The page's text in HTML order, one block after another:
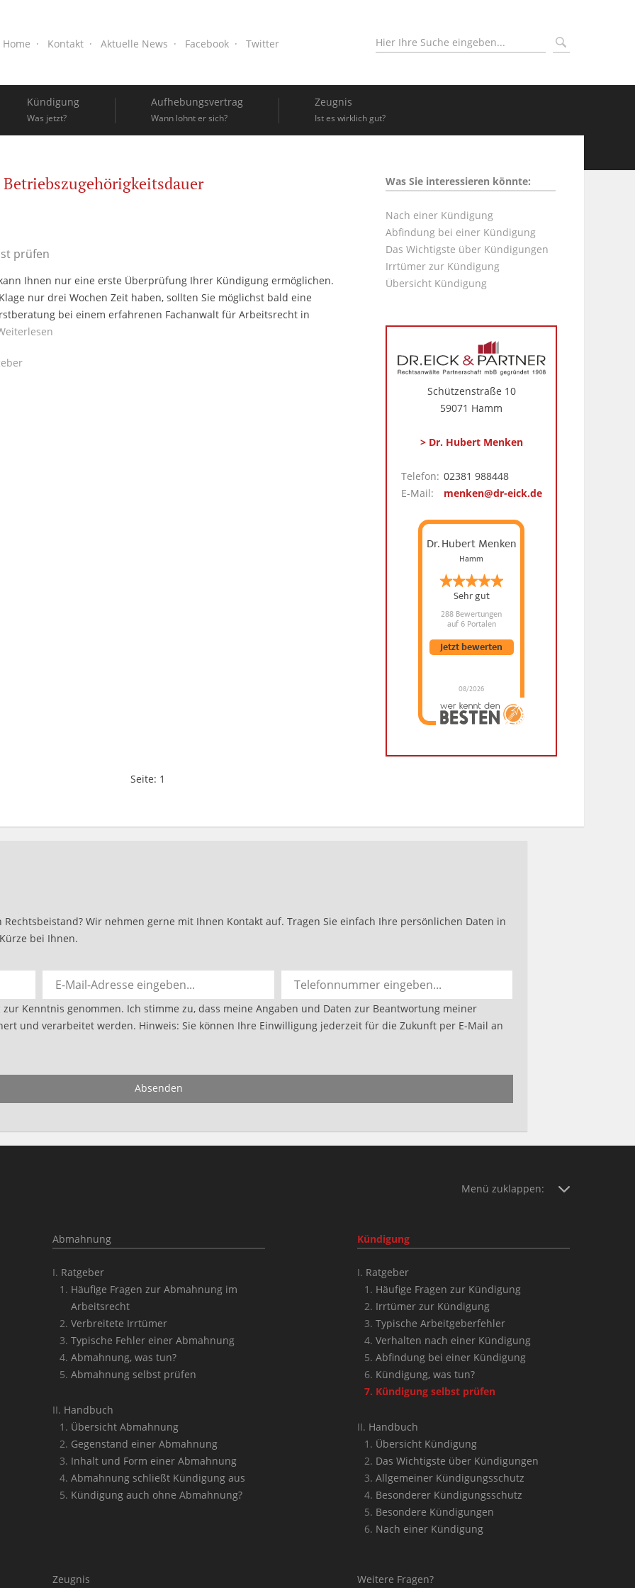
Home Kontakt Aktuelle News Facebook Twitter
Kündigung
Was jetzt?
Aufhebungsvertrag
Wann lohnt er sich?
Zeugnis
Ist es wirklich gut?
Betriebszugehörigkeitsdauer
prüfen
Ihnen nur eine erste Überprüfung Ihrer Kündigung ermöglichen.
nur drei Wochen Zeit haben, sollten Sie möglichst bald eine
bei einem erfahrenen Fachanwalt für Arbeitsrecht in
Was Sie interessieren könnte:
Nach einer Kündigung
Abfindung bei einer Kündigung
Das Wichtigste über Kündigungen
Irrtümer zur Kündigung
Übersicht Kündigung
Schützenstraße 10
59071 Hamm
> Dr. Hubert Menken
Telefon: 02381 988448
E-Mail:
menken@dr-eick.de
Dr. Hubert Menken
Hamm
Sehr gut
288 Bewertungen
auf 6 Portalen
08/2026
Jetzt bewerten
Dr. Hubert Menken
hat4.88 von5
MenkenBewertungen
Seite: 1
Wir nehmen gerne mit Ihnen Kontakt auf. Tragen Sie einfach Ihre persönlichen Daten in
bei Ihnen.
zur Kenntnis genommen. Ich stimme zu, dass meine Angaben und Daten zur Beantwortung meiner
und verarbeitet werden. Hinweis: Sie können Ihre Einwilligung jederzeit für die Zukunft per E-Mail an
Absenden
Menü zuklappen:
Abmahnung
Ratgeber
Häufige Fragen zur Abmahnung im
Arbeitsrecht
Verbreitete Irrtümer
Typische Fehler einer Abmahnung
Abmahnung, was tun?
Abmahnung selbst prüfen
Handbuch
Übersicht Abmahnung
Gegenstand einer Abmahnung
Inhalt und Form einer Abmahnung
Abmahnung schließt Kündigung aus
Kündigung auch ohne Abmahnung?
Kündigung
Ratgeber
Häufige Fragen zur Kündigung
Irrtümer zur Kündigung
Typische Arbeitgeberfehler
Verhalten nach einer Kündigung
Abfindung bei einer Kündigung
Kündigung, was tun?
Kündigung selbst prüfen
Handbuch
Übersicht Kündigung
Das Wichtigste über Kündigungen
Allgemeiner Kündigungsschutz
Besonderer Kündigungsschutz
Besondere Kündigungen
Nach einer Kündigung
Zeugnis Weitere Fragen?